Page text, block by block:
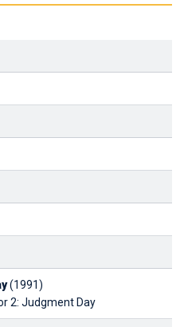
(1991)
2: Judgment Day